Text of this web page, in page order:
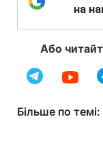
на
Або
Більше по темі: